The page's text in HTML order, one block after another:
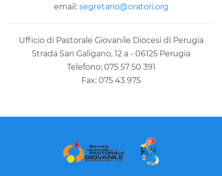
email: segretario@oratori.org
Ufficio di Pastorale Giovanile Diocesi di Perugia
Strada San Galigano, 12 a - 06125 Perugia
Telefono: 075 57 50 391
Fax: 075 43 975